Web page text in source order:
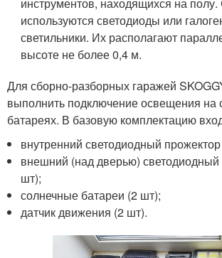
используются светодиоды или
светильники. Их располагают
высоте не более 0,4 м.
Для сборно-разборных гаражей
выполнить подключение освещения на
батареях. В базовую комплектацию
внутренний светодиодный
внешний (над дверью) светодиодный
шт);
солнечные батареи (2 шт);
датчик движения (2 шт).